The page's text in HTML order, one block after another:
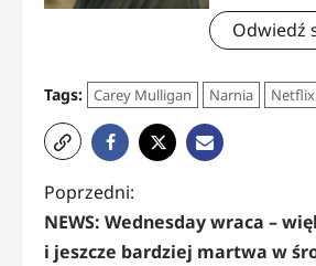
Odwiedź
Tags: Carey Mulligan Narnia Netflix
Z
o
Poprzedni:
NEWS: Wednesday wraca –
i jeszcze bardziej martwa w